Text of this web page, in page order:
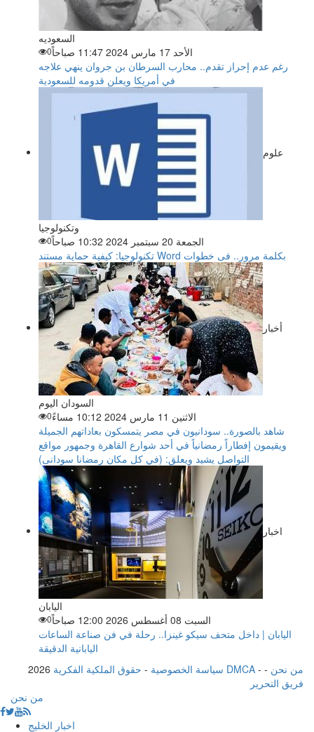
السعوديه
الأحد 17 مارس 2024 11:47 صباحاً
0
رغم عدم إحراز تقدم.. محارب السرطان بن جروان ينهي علاجه
في أمريكا ويعلن قدومه للسعودية
علوم
وتكنولوجيا
الجمعة 20 سبتمبر 2024 10:32 صباحاً
0
تكنولوجيا: كيفية حماية مستند Word بكلمة مرور.. فى خطوات
أخبار
السودان اليوم
الاثنين 11 مارس 2024 10:12 مساءً
0
شاهد بالصورة.. سودانيون في مصر يتمسكون بعاداتهم الجميلة
ويقيمون إفطاراً رمضانياً في أحد شوارع القاهرة وجمهور مواقع
التواصل يشيد ويعلق: (في كل مكان رمضانا سودانى)
اخبار
اليابان
السبت 08 أغسطس 2026 12:00 صباحاً
0
اليابان | داخل متحف سيكو غينزا.. رحلة في فن صناعة الساعات
اليابانية الدقيقة
2026
سياسة الخصوصية - حقوق الملكية الفكرية DMCA - من نحن -
فريق التحرير
من نحن
اخبار الخليج